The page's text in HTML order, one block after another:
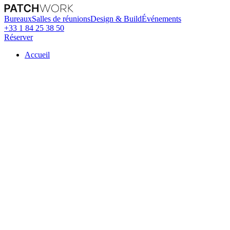
BureauxSalles de réunionsDesign & BuildÉvénements
+33 1 84 25 38 50
Réserver
Accueil